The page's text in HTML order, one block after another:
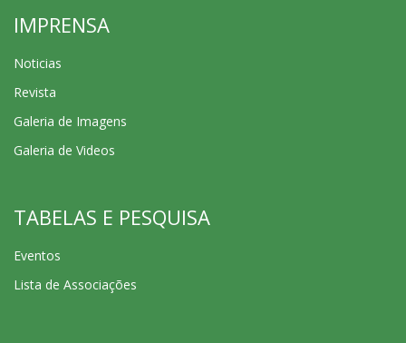
IMPRENSA
Noticias
Revista
Galeria de Imagens
Galeria de Videos
TABELAS E PESQUISA
Eventos
Lista de Associações